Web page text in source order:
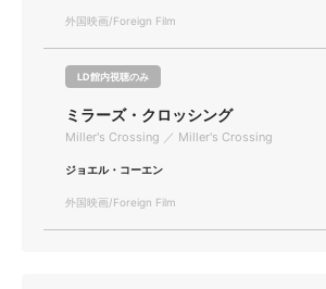
外国映画/Foreign Film
LD館内視聴のみ
ミラーズ・クロッシング
Miller's Crossing ／ Miller's Crossing
ジョエル・コーエン
外国映画/Foreign Film